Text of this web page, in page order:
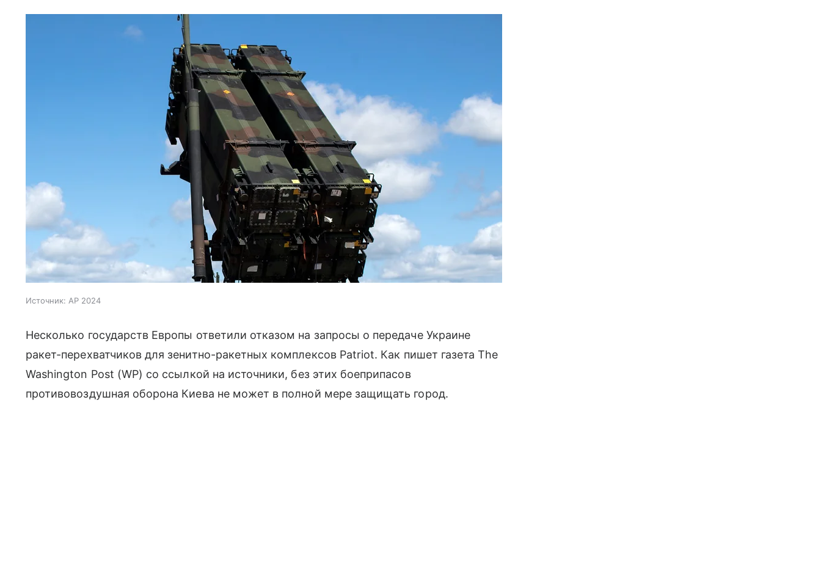
Источник: AP 2024
Несколько государств Европы ответили отказом на запросы о передаче Украине
ракет-перехватчиков для зенитно-ракетных комплексов Patriot. Как пишет газета The
Washington Post (WP) со ссылкой на источники, без этих боеприпасов
противовоздушная оборона Киева не может в полной мере защищать город.